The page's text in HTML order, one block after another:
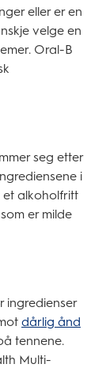
eller er en
velge en
Oral-B
seg etter
i
et alkoholfritt
er milde
ingredienser
dårlig ånd
tennene.
Multi-